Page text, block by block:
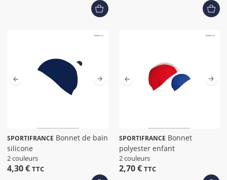
SPORTIFRANCE
silicone
2 couleurs
4,30 € TTC
SPORTIFRANCE
polyester enfant
2 couleurs
2,70 € TTC